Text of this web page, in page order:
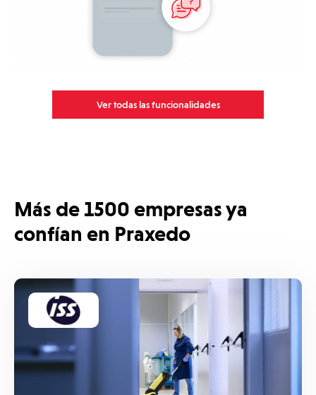
Ver todas las funcionalidades
Más de 1500 empresas ya
confían en Praxedo